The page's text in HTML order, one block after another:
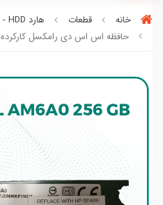
خانه قطعات
هارد SSD - HDD
حافظه اس اس دی رامکسل کارکرده SSD M.2 RAMAXEL AM6A0 256 GB